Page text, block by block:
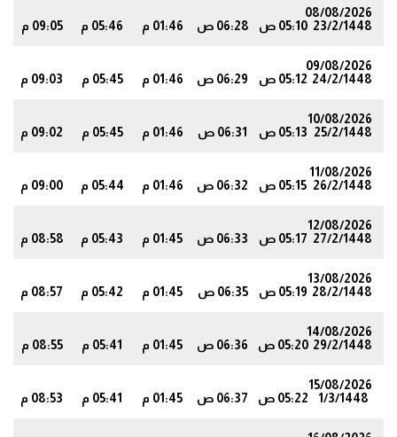
08/08/2026
23/2/1448 05:10 ص 06:28 ص 01:46 م 05:46 م 09:05 م
09/08/2026
24/2/1448 05:12 ص 06:29 ص 01:46 م 05:45 م 09:03 م
10/08/2026
25/2/1448 05:13 ص 06:31 ص 01:46 م 05:45 م 09:02 م
11/08/2026
26/2/1448 05:15 ص 06:32 ص 01:46 م 05:44 م 09:00 م
12/08/2026
27/2/1448 05:17 ص 06:33 ص 01:45 م 05:43 م 08:58 م
13/08/2026
28/2/1448 05:19 ص 06:35 ص 01:45 م 05:42 م 08:57 م
14/08/2026
29/2/1448 05:20 ص 06:36 ص 01:45 م 05:41 م 08:55 م
15/08/2026
1/3/1448
05:22 ص 06:37 ص 01:45 م 05:41 م 08:53 م